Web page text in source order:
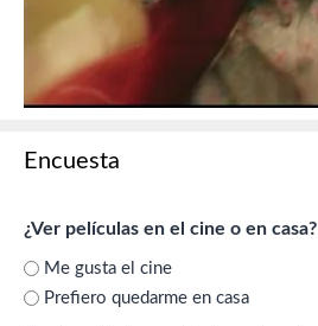
Encuesta
¿Ver películas en el cine o en casa?
Me gusta el cine
Prefiero quedarme en casa